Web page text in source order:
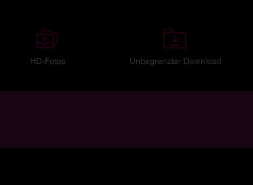
HD-Fotos Unbegrenzter Download